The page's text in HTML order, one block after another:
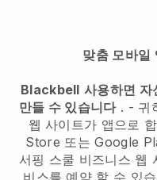
맞춤 모바일
Blackbell 사용하면
만들 수 있습니다. - 귀
웹 사이트가 앱으로
Store 또는 Google
서핑 스쿨 비즈니스 웹